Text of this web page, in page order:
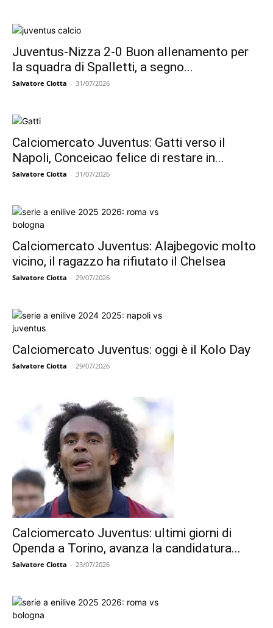
Juventus-Nizza 2-0 Buon allenamento per
la squadra di Spalletti, a segno...
Salvatore Ciotta - 31/07/2026
Calciomercato Juventus: Gatti verso il
Napoli, Conceicao felice di restare in...
Salvatore Ciotta - 31/07/2026
Calciomercato Juventus: Alajbegovic molto
vicino, il ragazzo ha rifiutato il Chelsea
Salvatore Ciotta - 29/07/2026
Calciomercato Juventus: oggi è il Kolo Day
Salvatore Ciotta - 29/07/2026
Calciomercato Juventus: ultimi giorni di
Openda a Torino, avanza la candidatura...
Salvatore Ciotta - 23/07/2026